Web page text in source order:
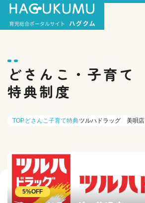
どさんこ・子育て
特典制度
TOPどさんこ子育て特典ツルハドラッグ 美唄店
5%OFF